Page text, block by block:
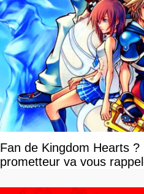
Fan de Kingdom Hearts ?
prometteur va vous